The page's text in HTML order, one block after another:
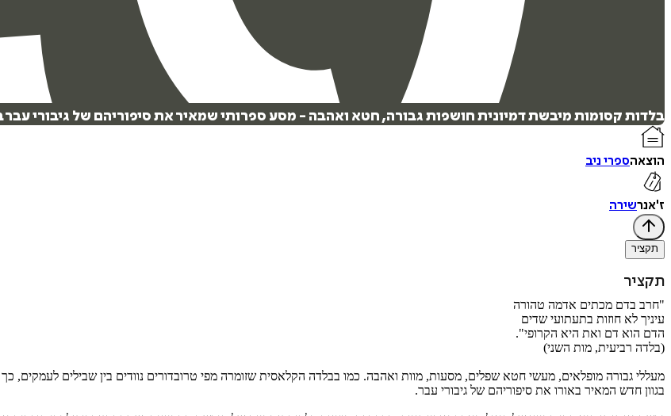
בלדות קסומות מיבשת דמיונית חושפות גבורה, חטא ואהבה - מסע ספרותי שמאיר את סיפוריהם של גיבורי עבר
הוצאהספרי ניב
ז'אנרשירה
תקציר
תקציר
"חרב בדם מכתים אדמה טהורה
עיניך לא חוזות בתעתועי שדים
הדם הוא דם ואת היא הקרופי".
(בלדה רביעית, מות השני)
מעללי גבורה מופלאים, מעשי חטא שפלים, מסעות, מוות ואהבה. כמו בבלדה הקלאסית שזומרה מפי טרובדורים נוודים בין שבילים
בגוון חדש המאיר באורו את סיפוריהם של גיבורי עבר.